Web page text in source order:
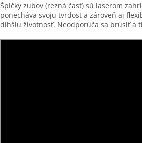
Špičky zubov (rezná časť) sú laserom
ponecháva svoju tvrdosť a zároveň aj
dlhšiu životnosť. Neodporúča sa brúsiť a